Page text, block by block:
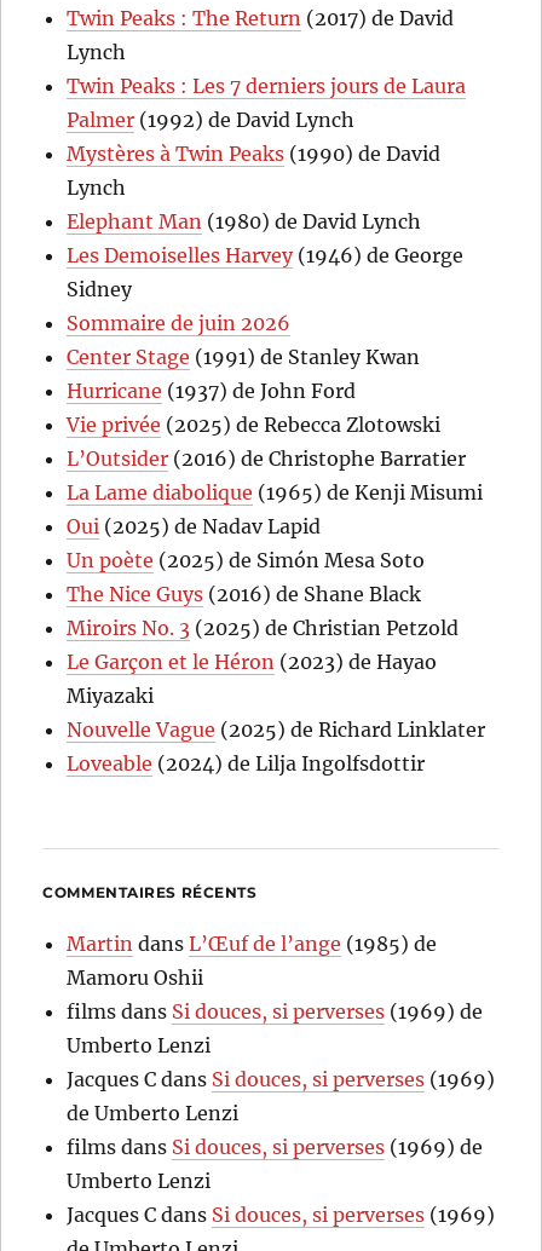
Twin Peaks : The Return (2017) de David
Lynch
Twin Peaks : Les 7 derniers jours de Laura
Palmer (1992) de David Lynch
Mystères à Twin Peaks (1990) de David
Lynch
Elephant Man (1980) de David Lynch
Les Demoiselles Harvey(1946) de George
Sidney
Sommaire de juin 2026
Center Stage (1991) de Stanley Kwan
Hurricane (1937) de John Ford
Vie privée (2025) de Rebecca Zlotowski
L’Outsider (2016) de Christophe Barratier
La Lame diabolique (1965) de Kenji Misumi
Oui (2025) de Nadav Lapid
Un poète (2025) de Simón Mesa Soto
The Nice Guys (2016) de Shane Black
Miroirs No. 3 (2025) de Christian Petzold
Le Garçon et le Héron (2023) de Hayao
Miyazaki
Nouvelle Vague (2025) de Richard Linklater
Loveable (2024) de Lilja Ingolfsdottir
COMMENTAIRES RÉCENTS
Martin dansL’Œuf de l’ange (1985) de
Mamoru Oshii
films dans Si douces, si perverses (1969) de
Umberto Lenzi
Jacques C dans Si douces, si perverses (1969)
de Umberto Lenzi
films dans Si douces, si perverses (1969) de
Umberto Lenzi
Jacques C dans Si douces, si perverses (1969)